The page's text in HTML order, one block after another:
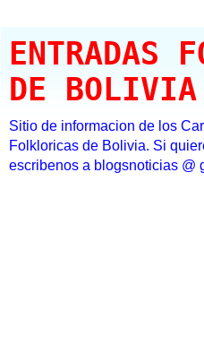
ENTRADAS
DE BOLIVIA
Sitio de informacion de los
Folkloricas de Bolivia. Si
escribenos a blogsnoticias @